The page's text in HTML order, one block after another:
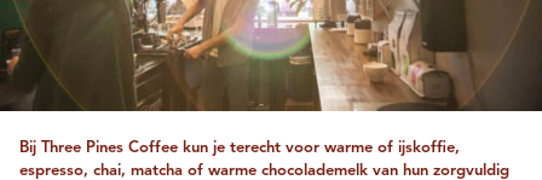
Bij Three Pines Coffee kun je terecht voor warme of ijskoffie,
espresso, chai, matcha of warme chocolademelk van hun zorgvuldig